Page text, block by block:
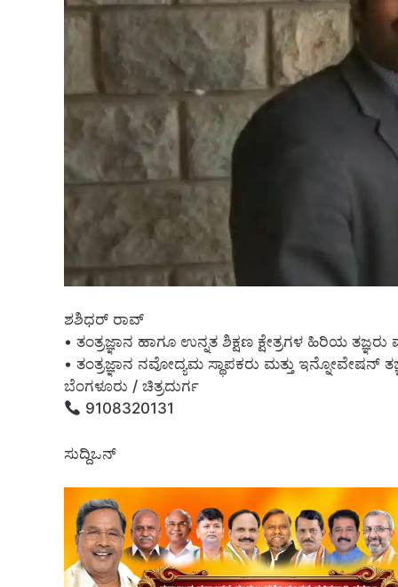
ಶಶಿಧರ್ ರಾವ್
• ತಂತ್ರಜ್ಞಾನ ಹಾಗೂ ಉನ್ನತ ಶಿಕ್ಷಣ ಕ್ಷೇತ್ರಗಳ ಹಿರಿಯ
• ತಂತ್ರಜ್ಞಾನ ನವೋದ್ಯಮ ಸ್ಥಾಪಕರು ಮತ್ತು ಇನ್ನೋವೇಷನ್
ಬೆಂಗಳೂರು / ಚಿತ್ರದುರ್ಗ
9108320131
ಸುದ್ದಿಒನ್